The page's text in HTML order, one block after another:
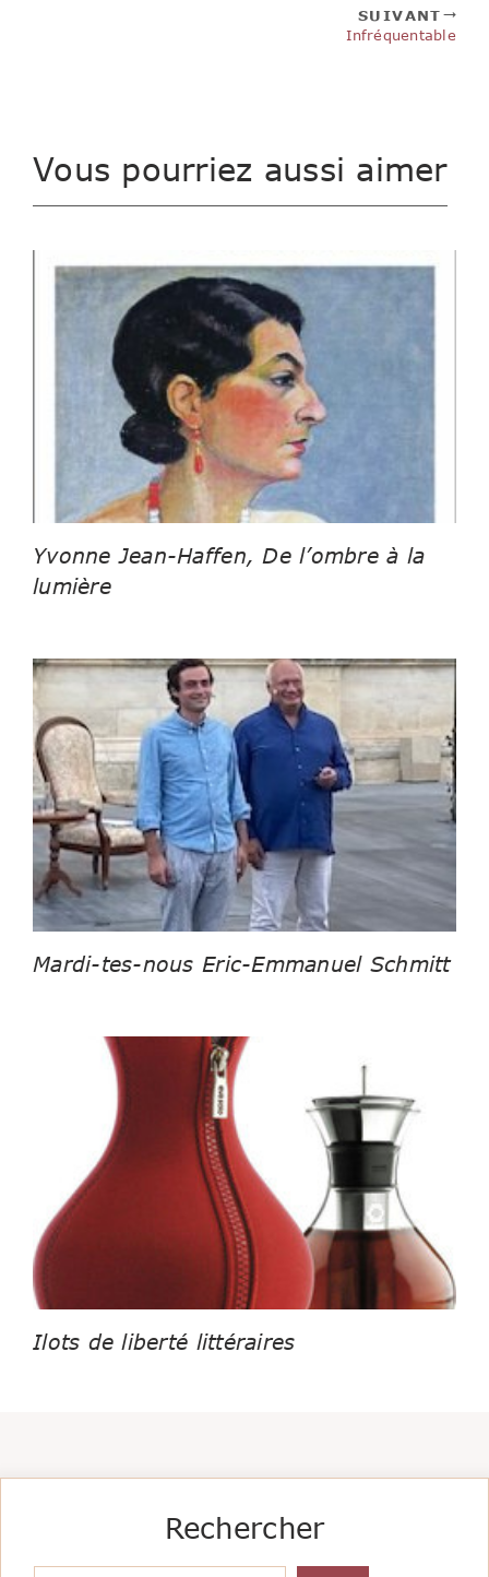
SUIVANT
Infréquentable
Vous pourriez aussi aimer
Yvonne Jean-Haffen, De l’ombre à la
lumière
Mardi-tes-nous Eric-Emmanuel Schmitt
Ilots de liberté littéraires
Rechercher